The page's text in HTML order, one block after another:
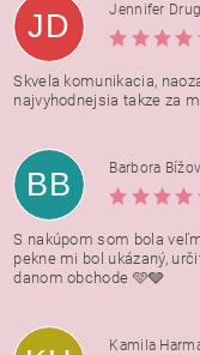
JD
Jennifer
Skvela komunikacia,
najvyhodnejsia takze za
BB
Barbora
S nakúpom som bola
pekne mi bol ukázaný,
danom obchode 🩵🩶
Kamila